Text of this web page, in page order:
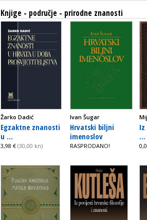
Knjige - područje - prirodne znanosti
Žarko Dadić
Egzaktne znanosti
u ...
3,98 € (30,00 kn)
Ivan Šugar
Hrvatski biljni
imenoslov
RASPRODANO!
...